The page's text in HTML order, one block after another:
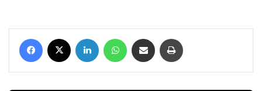
Facebook LinkedIn WhatsApp Condividi via mail